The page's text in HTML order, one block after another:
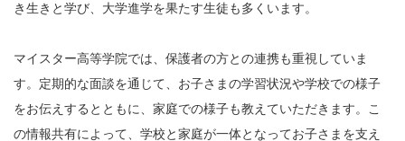
き生きと学び、大学進学を果たす生徒も多くいます。
マイスター高等学院では、保護者の方との連携も重視していま
す。定期的な面談を通じて、お子さまの学習状況や学校での様子
をお伝えするとともに、家庭での様子も教えていただきます。こ
の情報共有によって、学校と家庭が一体となってお子さまを支え